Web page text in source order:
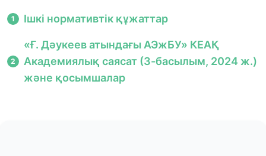
1 Ішкі нормативтік құжаттар
2
«Ғ. Дәукеев атындағы АЭжБУ» КЕАҚ
Академиялық саясат (3-басылым, 2024 ж.)
және қосымшалар